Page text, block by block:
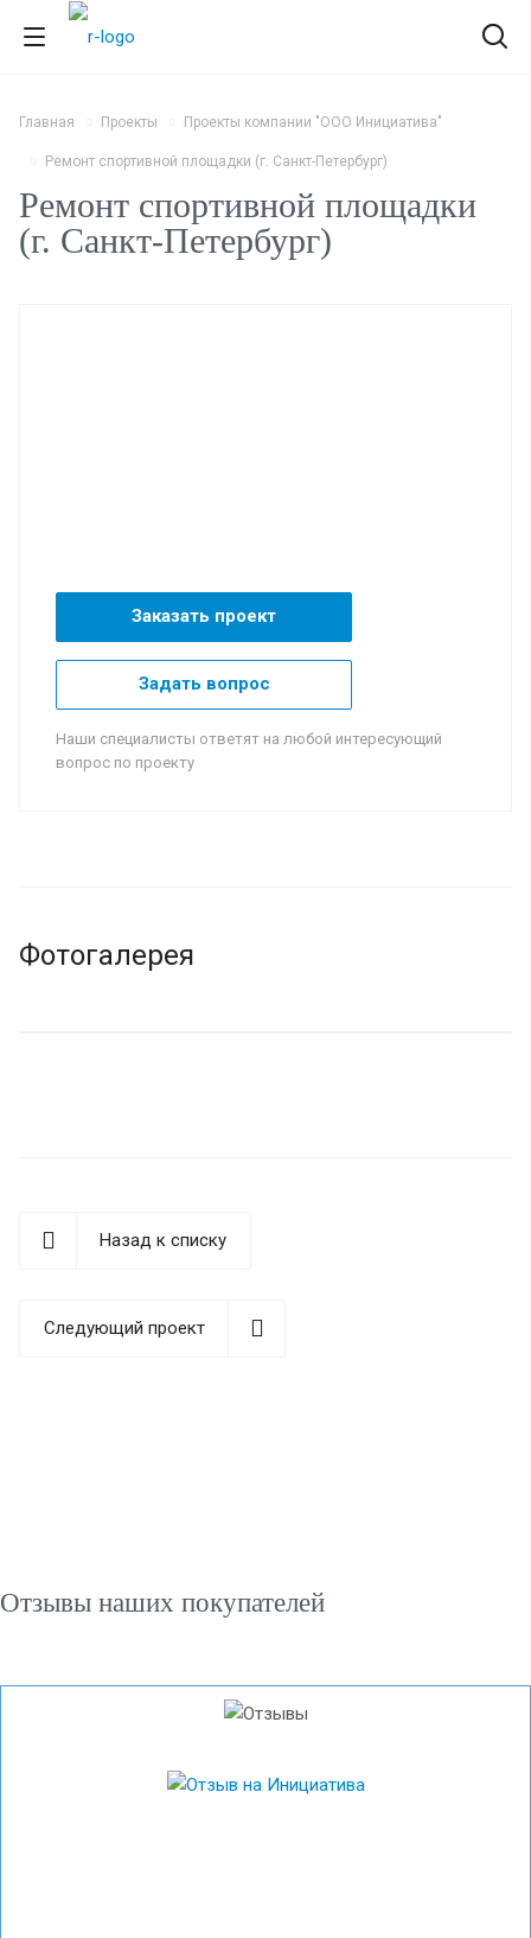
Главная Проекты Проекты компании "ООО Инициатива"
Ремонт спортивной площадки (г. Санкт-Петербург)
Ремонт спортивной площадки
(г. Санкт-Петербург)
Заказать проект
Задать вопрос
Наши специалисты ответят на любой интересующий
вопрос по проекту
Фотогалерея
Назад к списку
Следующий проект
Отзывы наших покупателей